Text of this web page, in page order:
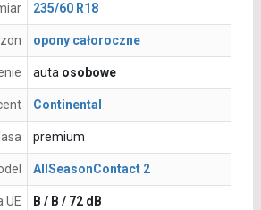
235/60 R18
opony całoroczne
auta osobowe
Continental
premium
AllSeasonContact 2
UE B / B / 72 dB